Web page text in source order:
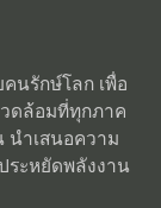
นรักษ์โลก เพื่อ
ดล้อมที่ทุกภาค
นำเสนอความ
ระหยัดพลังงาน